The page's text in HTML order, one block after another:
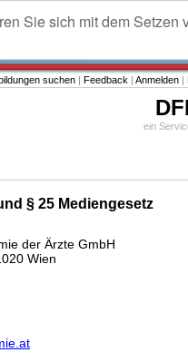
Sie sich mit dem Setzen
suchen | Feedback | Anmelden |
ein
§ 25 Mediengesetz
der Ärzte GmbH
Wien